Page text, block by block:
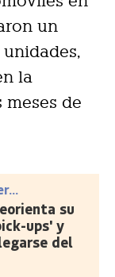
un
la
de
su
ups' y
del